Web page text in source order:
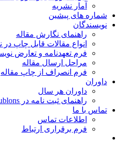
آمار نشریه
شماره های پیشین
نویسندگان
راهنمای نگارش مقاله
انواع مقالات قابل
فرم تعهدنامه و تعارض
مراحل ارسال مقاله
فرم انصراف از چاپ مقاله
داوران
داوران هر سال
راهنمای ثبت نامه در Publons
تماس با ما
اطلاعات تماس
فرم برقراری ارتباط